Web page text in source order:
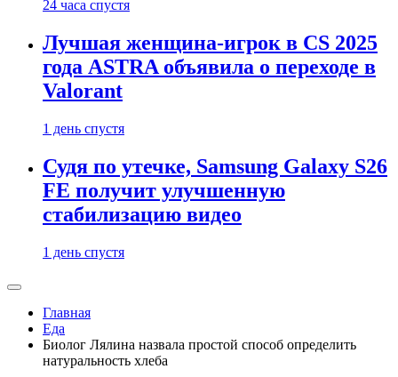
24 часа спустя
Лучшая женщина-игрок в CS 2025
года ASTRA объявила о переходе в
Valorant
1 день спустя
Судя по утечке, Samsung Galaxy S26
FE получит улучшенную
стабилизацию видео
1 день спустя
Главная
Еда
Биолог Лялина назвала простой способ определить
натуральность хлеба